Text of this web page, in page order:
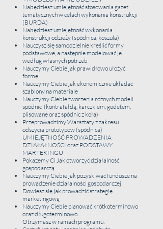
Nauczymy Ciebie dobierania kolorów nici do
tkanin
Nauczymy Ciebie dobierania igieł do
poszczególnych tkanin
Nauczymy Ciebie jak dobierać kolory –
pokażemy podstawy projektowania
Zapewniamy :
Akcesoria niezbędne do wykonania programu
Miłą atmosferę
Wykwalifikowaną kadrę posiadającą wielką
cierpliwość
Wszelkie akcesoria i materiały do nauki
KURS SZYCIA KOSZULI DAMSKIEJ LUB
Dla Kogo ?
Kurs przeznaczony jest dla osób
zaawansowanych, posiadających umiejętność
obsługi maszyny oraz posiadających
doświadczenie w szyciu.
Czas Trwania :
14 h
Nabędziesz umiejętność stosowania gazet
tematycznych w celach wykonania konstrukcji
(BURDA)
Nabędziesz umiejętność wykonania
konstrukcji odzieży (spódnica, koszula)
Nauczysz się samodzielnie kreślić formy
podstawowe, a następnie modelować je
według własnych potrzeb
Nauczymy Ciebie jak prawidłowo ułożyć
formę
Nauczymy Ciebie jak ekonomicznie układać
szablony na materiale
Nauczymy Ciebie tworzenia różnych modeli
spódnic (kontrafałdą, karczkiem, godetem,
plisowane oraz spódnic z koła)
Przeprowadzimy Warsztaty z zakresu
odszycia prototypów (spódnica)
UMIEJĘTNOŚĆ PROWADZENIA
DZIAŁAŁNOŚCI oraz PODSTAWY
MARTEKINGU
Pokazemy Ci Jak otworzyć działalność
gospodarczą
Nauczymy Ciebie jak pozyskiwać fundusze na
prowadzenie działalności gospodarczej
Dowiesz się jak prowadzić strategię
marketingową
Nauczymy Ciebie planować krótkoterminowo
oraz długoterminowo.
Otrzymasz w ramach programu: